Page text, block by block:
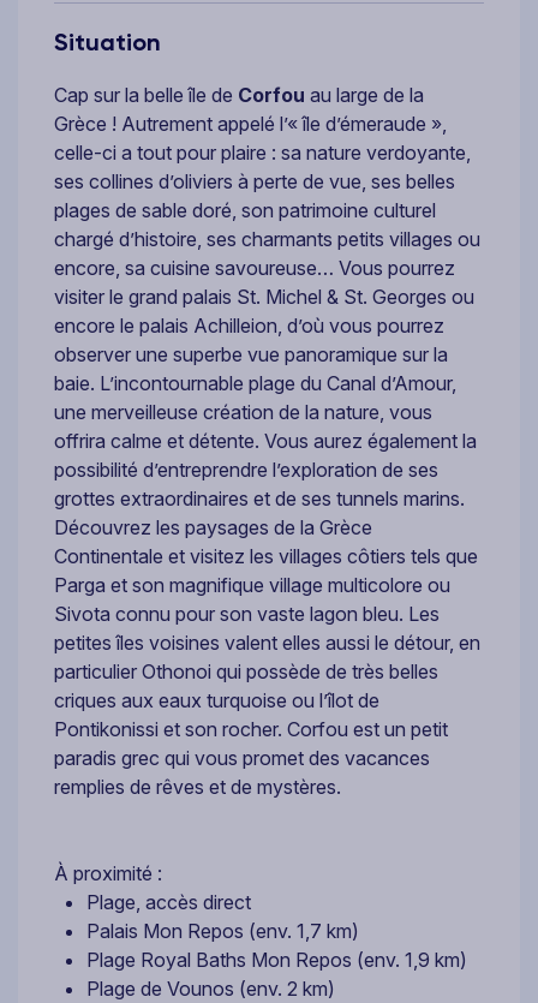
Situation
Cap sur la belle île de Corfou au large de la
Grèce ! Autrement appelé l’« île d’émeraude »,
celle-ci a tout pour plaire : sa nature verdoyante,
ses collines d’oliviers à perte de vue, ses belles
plages de sable doré, son patrimoine culturel
chargé d’histoire, ses charmants petits villages ou
encore, sa cuisine savoureuse… Vous pourrez
visiter le grand palais St. Michel & St. Georges ou
encore le palais Achilleion, d’où vous pourrez
observer une superbe vue panoramique sur la
baie. L’incontournable plage du Canal d’Amour,
une merveilleuse création de la nature, vous
offrira calme et détente. Vous aurez également la
possibilité d’entreprendre l’exploration de ses
grottes extraordinaires et de ses tunnels marins.
Découvrez les paysages de la Grèce
Continentale et visitez les villages côtiers tels que
Parga et son magnifique village multicolore ou
Sivota connu pour son vaste lagon bleu. Les
petites îles voisines valent elles aussi le détour, en
particulier Othonoi qui possède de très belles
criques aux eaux turquoise ou l’îlot de
Pontikonissi et son rocher. Corfou est un petit
paradis grec qui vous promet des vacances
remplies de rêves et de mystères.
À proximité :
Plage, accès direct
Palais Mon Repos (env. 1,7 km)
Plage Royal Baths Mon Repos (env. 1,9 km)
Plage de Vounos (env. 2 km)